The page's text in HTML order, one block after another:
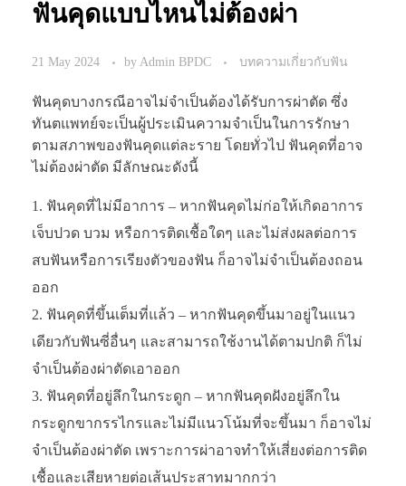
ฟันคุดแบบไหนไม่ต้องผ่า
21 May 2024 by Admin BPDC บทความเกี่ยวกับฟัน
ฟันคุดบางกรณีอาจไม่จำเป็นต้องได้รับการผ่าตัด ซึ่ง
ทันตแพทย์จะเป็นผู้ประเมินความจำเป็นในการรักษา
ตามสภาพของฟันคุดแต่ละราย โดยทั่วไป ฟันคุดที่อาจ
ไม่ต้องผ่าตัด มีลักษณะดังนี้
ฟันคุดที่ไม่มีอาการ – หากฟันคุดไม่ก่อให้เกิดอาการ
เจ็บปวด บวม หรือการติดเชื้อใดๆ และไม่ส่งผลต่อการ
สบฟันหรือการเรียงตัวของฟัน ก็อาจไม่จำเป็นต้องถอน
ออก
ฟันคุดที่ขึ้นเต็มที่แล้ว – หากฟันคุดขึ้นมาอยู่ในแนว
เดียวกับฟันซี่อื่นๆ และสามารถใช้งานได้ตามปกติ ก็ไม่
จำเป็นต้องผ่าตัดเอาออก
ฟันคุดที่อยู่ลึกในกระดูก – หากฟันคุดฝังอยู่ลึกใน
กระดูกขากรรไกรและไม่มีแนวโน้มที่จะขึ้นมา ก็อาจไม่
จำเป็นต้องผ่าตัด เพราะการผ่าอาจทำให้เสี่ยงต่อการติด
เชื้อและเสียหายต่อเส้นประสาทมากกว่า